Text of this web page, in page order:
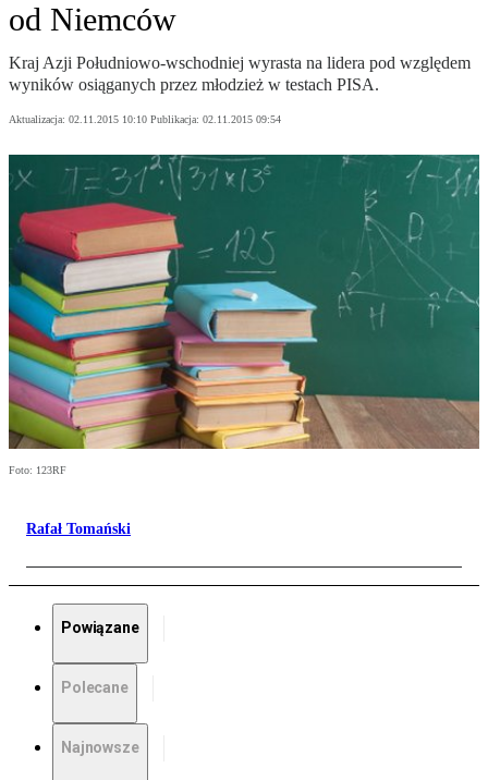
od Niemców
Kraj Azji Południowo-wschodniej wyrasta na lidera pod względem
wyników osiąganych przez młodzież w testach PISA.
Aktualizacja: 02.11.2015 10:10 Publikacja: 02.11.2015 09:54
Foto: 123RF
Rafał Tomański
Powiązane
Polecane
Najnowsze